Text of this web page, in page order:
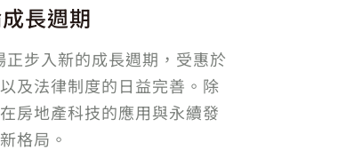
長週期
步入新的成長週期，受惠於
及法律制度的日益完善。除
房地產科技的應用與永續發
格局。